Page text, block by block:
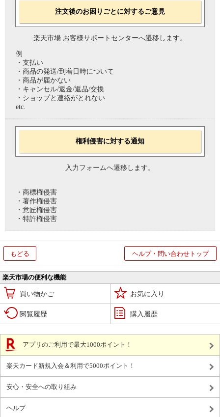
注文後のお困りごとに対するご意見
楽天市場 お客様サポートセンターへ遷移します。
例
・支払い
・商品の発送/到着日時について
・商品が届かない
・キャンセル/返金/返品/交換
・ショップと連絡がとれない
etc.
権利侵害に対する通知
入力フォームへ遷移します。
・商標権侵害
・著作権侵害
・意匠権侵害
・特許権侵害
もどる ヘルプ・問い合わせトップ
楽天市場の便利な機能
買い物かご お気に入り
閲覧履歴 購入履歴
アプリのご利用で最大1000ポイント！
楽天カード新規入会＆利用で5000ポイント！
安心・安全への取り組み
ヘルプ